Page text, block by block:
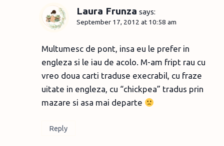
Laura Frunza says:
September 17, 2012 at 10:58 am
Multumesc de pont, insa eu le prefer in
engleza si le iau de acolo. M-am fript rau cu
vreo doua carti traduse execrabil, cu fraze
uitate in engleza, cu “chickpea” tradus prin
mazare si asa mai departe
Reply